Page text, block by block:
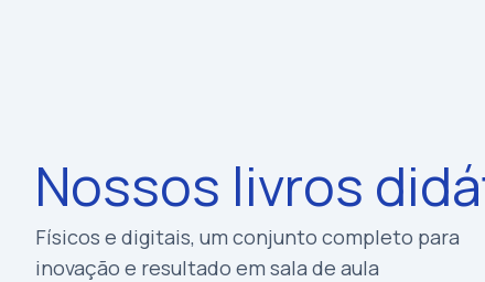
Nossos livros
Físicos e digitais, um conjunto completo para
inovação e resultado em sala de aula